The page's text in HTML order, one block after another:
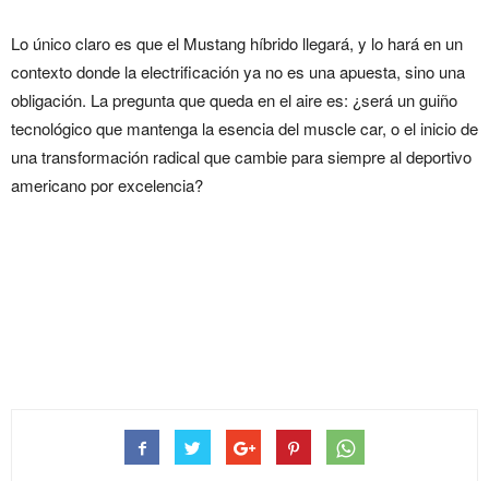
Lo único claro es que el Mustang híbrido llegará, y lo hará en un
contexto donde la electrificación ya no es una apuesta, sino una
obligación. La pregunta que queda en el aire es: ¿será un guiño
tecnológico que mantenga la esencia del muscle car, o el inicio de
una transformación radical que cambie para siempre al deportivo
americano por excelencia?